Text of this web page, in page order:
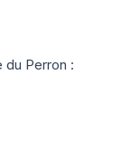
du Perron :